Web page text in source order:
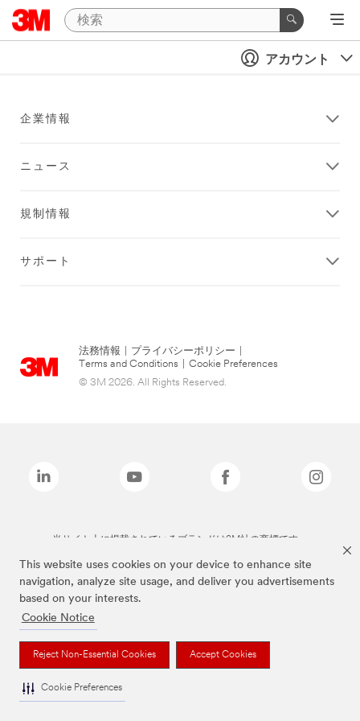
This website uses cookies on your device to enhance site
navigation, analyze site usage, and deliver you advertisements
based on your interests.
Cookie Notice
Reject Non-Essential Cookies Accept Cookies
Cookie Preferences
アカウント
企業情報
ニュース
規制情報
サポート
法務情報 プライバシーポリシー
Terms and Conditions
Cookie Preferences
© 3M 2026. All Rights Reserved.
当サイト上に掲載されているブランドは3M社の商標です。